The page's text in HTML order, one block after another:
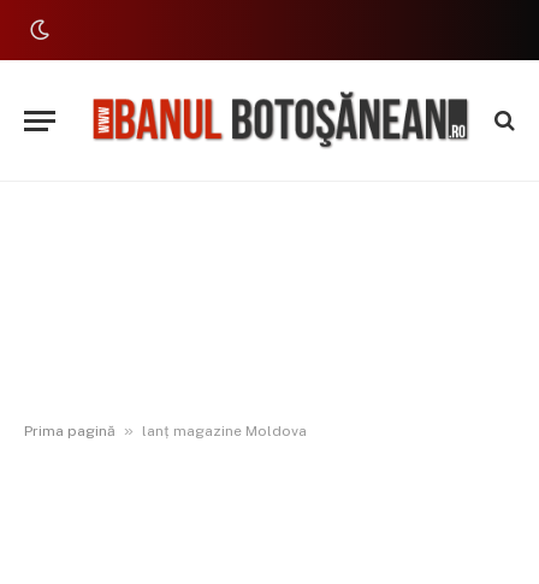
Prima pagină » lanț magazine Moldova